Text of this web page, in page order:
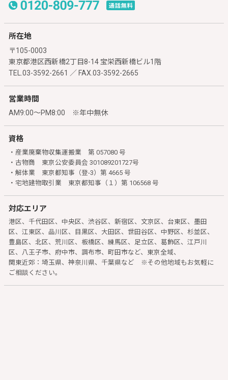
所在地
〒105-0003
東京都港区西新橋2丁目8-14 宝栄西新橋ビル1階
TEL.03-3592-2661 ／ FAX.03-3592-2665
営業時間
AM9:00～PM8:00 ※年中無休
資格
・産業廃棄物収集運搬業 第 057080 号
・古物商 東京公安委員会 301089201727号
・解体業 東京都知事（登-3）第 4665 号
・宅地建物取引業 東京都知事（１）第 106568 号
対応エリア
港区、千代田区、中央区、渋谷区、新宿区、文京区、台東区、墨田
区、江東区、品川区、目黒区、大田区、世田谷区、中野区、杉並区、
豊島区、北区、荒川区、板橋区、練馬区、足立区、葛飾区、江戸川
区、八王子市、府中市、調布市、町田市など、東京全域、
関東近郊：埼玉県、神奈川県、千葉県など ※その他地域もお気軽に
ご相談ください。